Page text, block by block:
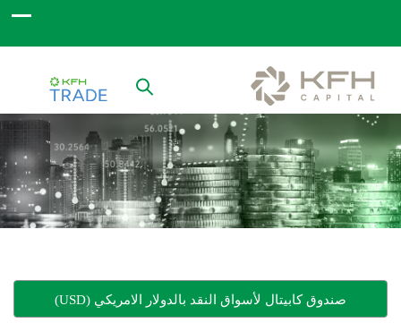
صندوق كابيتال لأسواق النقد بالدولار الامريكي (USD)